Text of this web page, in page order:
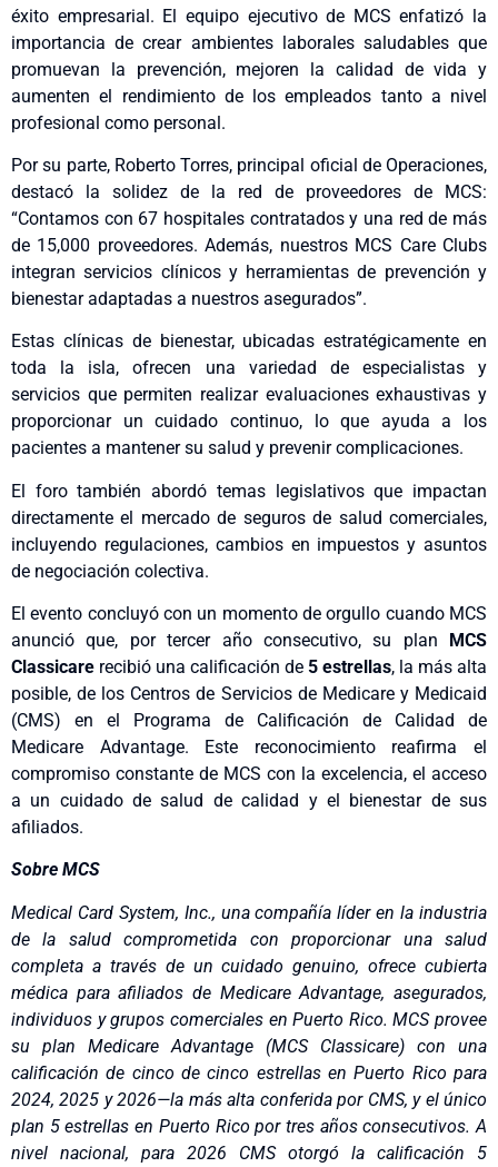
éxito empresarial. El equipo ejecutivo de MCS enfatizó la
importancia de crear ambientes laborales saludables que
promuevan la prevención, mejoren la calidad de vida y
aumenten el rendimiento de los empleados tanto a nivel
profesional como personal.
Por su parte, Roberto Torres, principal oficial de Operaciones,
destacó la solidez de la red de proveedores de MCS:
“Contamos con 67 hospitales contratados y una red de más
de 15,000 proveedores. Además, nuestros MCS Care Clubs
integran servicios clínicos y herramientas de prevención y
bienestar adaptadas a nuestros asegurados”.
Estas clínicas de bienestar, ubicadas estratégicamente en
toda la isla, ofrecen una variedad de especialistas y
servicios que permiten realizar evaluaciones exhaustivas y
proporcionar un cuidado continuo, lo que ayuda a los
pacientes a mantener su salud y prevenir complicaciones.
El foro también abordó temas legislativos que impactan
directamente el mercado de seguros de salud comerciales,
incluyendo regulaciones, cambios en impuestos y asuntos
de negociación colectiva.
El evento concluyó con un momento de orgullo cuando MCS
anunció que, por tercer año consecutivo, su plan MCS
Classicare recibió una calificación de 5 estrellas, la más alta
posible, de los Centros de Servicios de Medicare y Medicaid
(CMS) en el Programa de Calificación de Calidad de
Medicare Advantage. Este reconocimiento reafirma el
compromiso constante de MCS con la excelencia, el acceso
a un cuidado de salud de calidad y el bienestar de sus
afiliados.
Sobre MCS
Medical Card System, Inc., una compañía líder en la industria
de la salud comprometida con proporcionar una salud
completa a través de un cuidado genuino, ofrece cubierta
médica para afiliados de Medicare Advantage, asegurados,
individuos y grupos comerciales en Puerto Rico. MCS provee
su plan Medicare Advantage (MCS Classicare) con una
calificación de cinco de cinco estrellas en Puerto Rico para
2024, 2025 y 2026—la más alta conferida por CMS, y el único
plan 5 estrellas en Puerto Rico por tres años consecutivos. A
nivel nacional, para 2026 CMS otorgó la calificación 5